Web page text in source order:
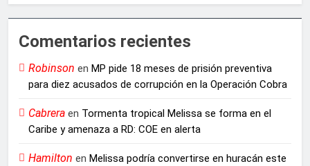
Comentarios recientes
Robinson en MP pide 18 meses de prisión preventiva
para diez acusados de corrupción en la Operación Cobra
Cabrera en Tormenta tropical Melissa se forma en el
Caribe y amenaza a RD: COE en alerta
Hamilton en Melissa podría convertirse en huracán este